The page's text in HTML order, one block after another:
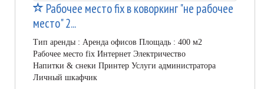
Рабочее место fix в коворкинг "не рабочее
место" 2...
Тип аренды : Аренда офисов Площадь : 400 м2
Рабочее место fix Интернет Электричество
Напитки & снеки Принтер Услуги администратора
Личный шкафчик